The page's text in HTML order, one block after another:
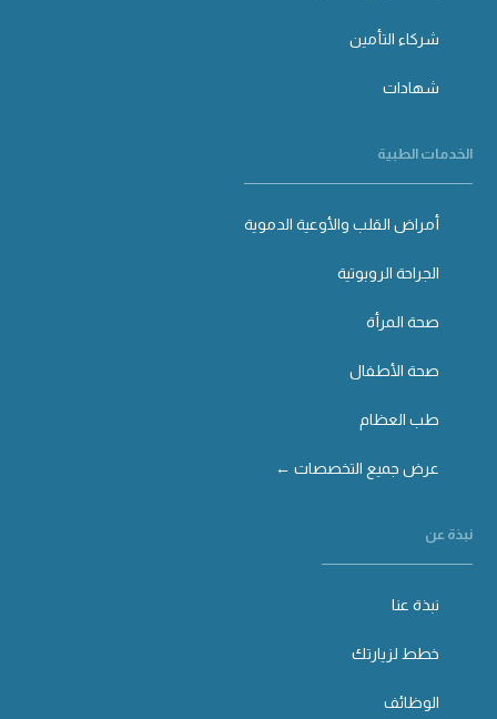
شركاء التأمين
شهادات
الخدمات الطبية
أمراض القلب والأوعية الدموية
الجراحة الروبوتية
صحة المرأة
صحة الأطفال
طب العظام
عرض جميع التخصصات ←
نبذة عن
نبذة عنا
خطط لزيارتك
الوظائف